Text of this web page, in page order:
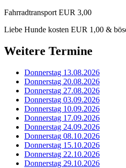
Fahrradtransport EUR 3,00
Liebe Hunde kosten EUR 1,00 &
Weitere Termine
Donnerstag 13.08.2026
Donnerstag 20.08.2026
Donnerstag 27.08.2026
Donnerstag 03.09.2026
Donnerstag 10.09.2026
Donnerstag 17.09.2026
Donnerstag 24.09.2026
Donnerstag 08.10.2026
Donnerstag 15.10.2026
Donnerstag 22.10.2026
Donnerstag 29.10.2026